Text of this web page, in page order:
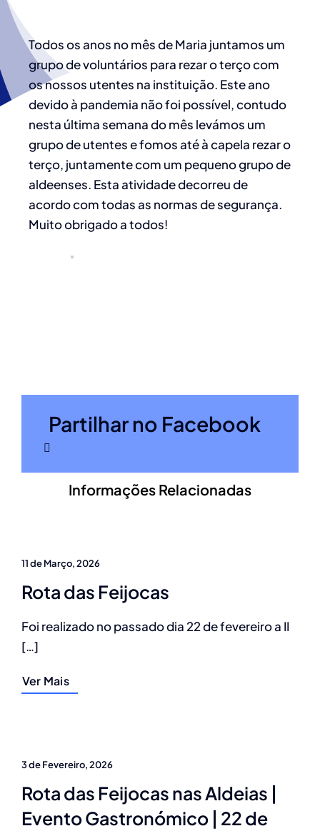
Todos os anos no mês de Maria juntamos um
grupo de voluntários para rezar o terço com
os nossos utentes na instituição. Este ano
devido à pandemia não foi possível, contudo
nesta última semana do mês levámos um
grupo de utentes e fomos até à capela rezar o
terço, juntamente com um pequeno grupo de
aldeenses. Esta atividade decorreu de
acordo com todas as normas de segurança.
Muito obrigado a todos!
Partilhar no Facebook
Informações Relacionadas
11 de Março, 2026
Rota das Feijocas
Foi realizado no passado dia 22 de fevereiro a II
[…]
Ver Mais
3 de Fevereiro, 2026
Rota das Feijocas nas Aldeias |
Evento Gastronómico | 22 de